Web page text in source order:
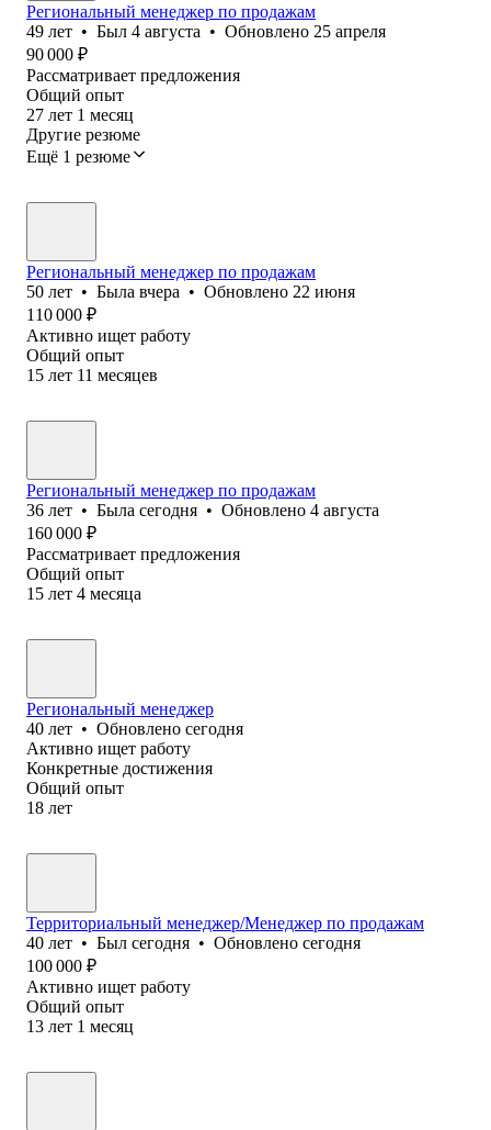
Региональный менеджер по продажам
49 лет • Был 4 августа • Обновлено 25 апреля
90 000 ₽
Рассматривает предложения
Общий опыт
27 лет 1 месяц
Другие резюме
Ещё 1 резюме
Региональный менеджер по продажам
50 лет • Была вчера • Обновлено 22 июня
110 000 ₽
Активно ищет работу
Общий опыт
15 лет 11 месяцев
Региональный менеджер по продажам
36 лет • Была сегодня • Обновлено 4 августа
160 000 ₽
Рассматривает предложения
Общий опыт
15 лет 4 месяца
Региональный менеджер
40 лет • Обновлено сегодня
Активно ищет работу
Конкретные достижения
Общий опыт
18 лет
Территориальный менеджер/Менеджер по продажам
40 лет • Был сегодня • Обновлено сегодня
100 000 ₽
Активно ищет работу
Общий опыт
13 лет 1 месяц